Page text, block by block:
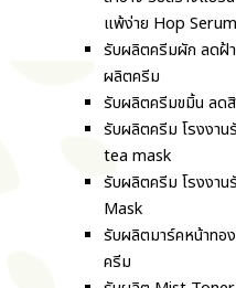
แพ้ง่าย Hop
รับผลิตครีมผัก ลดฝ้า
ผลิตครีม
รับผลิตครีมขมิ้น ลดสิ
รับผลิตครีม โรงงา
tea mask
รับผลิตครีม โรงงา
Mask
รับผลิตมาร์คหน้าทอ
ครีม